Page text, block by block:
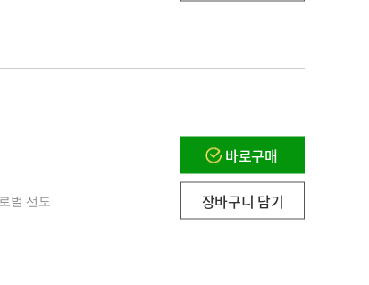
벌 선도
바로구매
장바구니 담기